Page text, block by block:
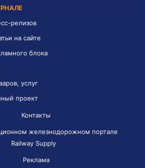
релизов
на сайте
блока
услуг
проект
Контакты
железнодорожном портале
Railway Supply
Реклама